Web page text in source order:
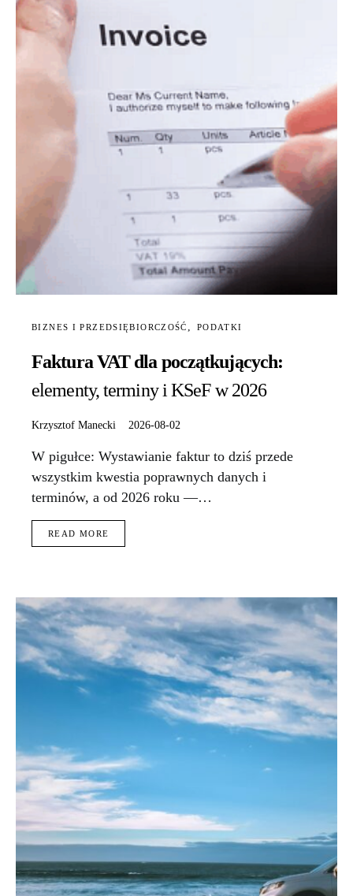
BIZNES I PRZEDSIĘBIORCZOŚĆ PODATKI
Faktura VAT dla początkujących:
elementy, terminy i KSeF w 2026
Krzysztof Manecki 2026-08-02
W pigułce: Wystawianie faktur to dziś przede
wszystkim kwestia poprawnych danych i
terminów, a od 2026 roku —…
READ MORE